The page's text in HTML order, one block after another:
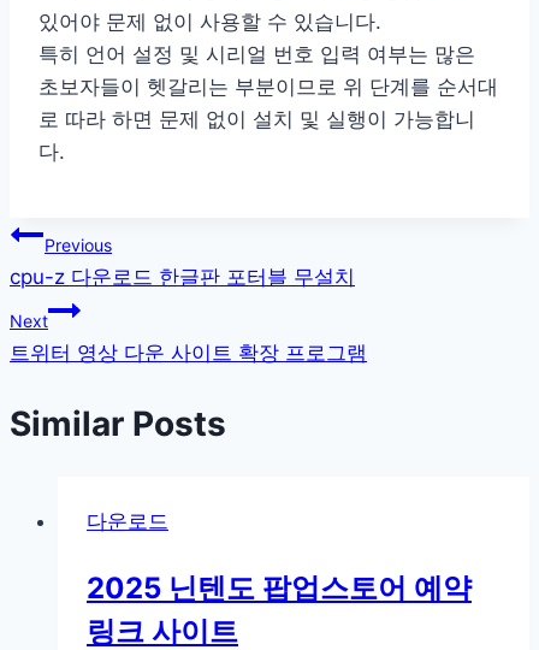
있어야 문제 없이 사용할 수 있습니다.
특히 언어 설정 및 시리얼 번호 입력 여부는 많은
초보자들이 헷갈리는 부분이므로 위 단계를 순서대
로 따라 하면 문제 없이 설치 및 실행이 가능합니
다.
글
탐
색
Previous
cpu-z 다운로드 한글판 포터블 무설치
Next
트위터 영상 다운 사이트 확장 프로그램
Similar Posts
다운로드
2025 닌텐도 팝업스토어 예약
링크 사이트